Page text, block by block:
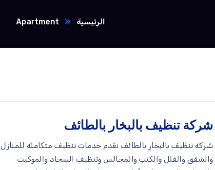
الرئيسية Apartment
شركة تنظيف بالبخار بالطائف
شركة تنظيف بالبخار بالطائف نقدم خدمات تنظيف متكاملة للمنازل
والشقق والفلل والكنب والمجالس وتنظيف السجاد والموكيت